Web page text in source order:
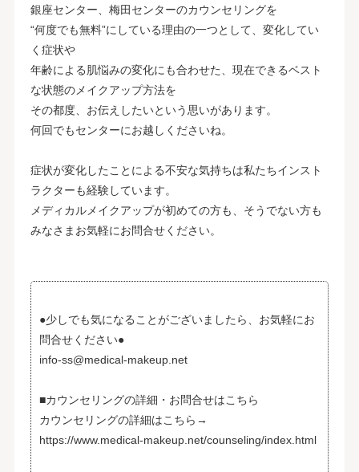
銀座センター、梅田センターのカウンセリングを
“何度でも無料”にしている理由の一つとして、変化してい
く症状や
年齢による肌悩みの変化にも合わせた、現在できるベスト
な状態のメイクアップ方法を
その都度、お伝えしたいという思いがあります。
何回でもセンターにお越しくださいね。
症状が変化したことによる不安な気持ちは私たちインスト
ラクターも経験しています。
メディカルメイクアップが初めての方も、そうでない方も
みなさまお気軽にお問合せください。
●少しでも気になることがございましたら、お気軽にお
問合せください●
info-ss@medical-makeup.net
■カウンセリングの詳細・お問合せはこちら
カウンセリングの詳細はこちら→
https://www.medical-makeup.net/counseling/index.html